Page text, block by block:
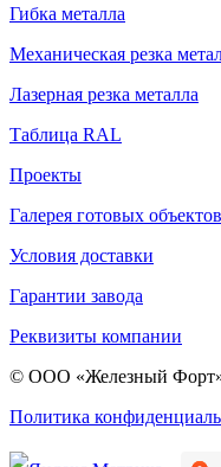
Гибка металла
Механическая резка
Лазерная резка металла
Таблица RAL
Проекты
Галерея готовых объектов
Условия доставки
Гарантии завода
Реквизиты компании
© ООО «Железный
Политика